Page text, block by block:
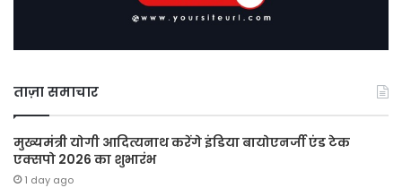
ताज़ा समाचार
मुख्यमंत्री योगी आदित्यनाथ करेंगे इंडिया बायोएनर्जी एंड टेक
एक्सपो 2026 का शुभारंभ
1 day ago